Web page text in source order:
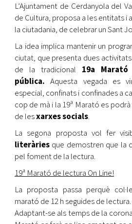
L’Ajuntament de Cerdanyola del
de Cultura, proposa a les entitats i
la ciutadania, de celebrar un Sant
La idea implica mantenir un
ciutat, que presenta dues
de la tradicional 19a
pública. Aquesta vegada es
especial, confinats i confinades a
cop de mà i la 19ª Marató es
de lesxarxes socials.
La segona proposta vol fer
literàries que demostren que la
pel foment de la lectura.
19ª Marató de lectura On Line!
La proposta passa perquè
marató de 12 h seguides de
Adaptant-se als temps de la